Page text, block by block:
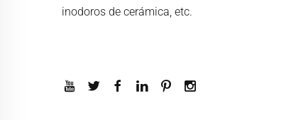
inodoros de cerámica, etc.